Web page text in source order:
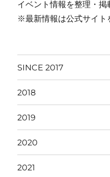
イベント情報を整理・掲
※最新情報は公式サイト
SINCE 2017
2018
2019
2020
2021